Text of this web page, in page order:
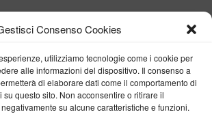
Consenso Cookies
utilizziamo tecnologie come i cookie per
alle informazioni del dispositivo. Il consenso a
di elaborare dati come il comportamento di
questo sito. Non acconsentire o ritirare il
su alcune caratteristiche e funzioni.
VERONICA D'ONOFRIO